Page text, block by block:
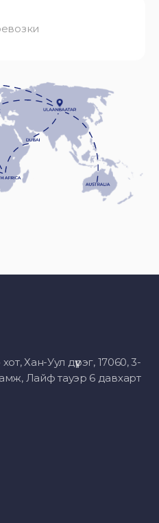
Хан-Уул дүүрэг, 17060, 3-
Лайф тауэр 6 давхарт